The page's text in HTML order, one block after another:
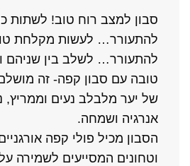
סבון למצב רוח טוב! לשתות
להתעורר… לעשות מקלחת
להתעורר… לשלב בין שניהם
טובה עם סבון קפה- זה
של יער מלבלב נעים וממריץ,
אנרגיה ושמחה.
הסבון מכיל פולי קפה
וטחונים המסייעים לשמירה